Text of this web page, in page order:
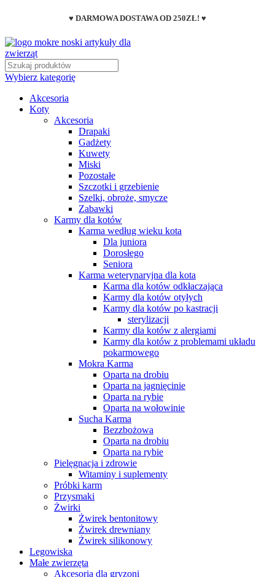
♥ DARMOWA DOSTAWA OD 250ZŁ! ♥
Wybierz kategorię
Akcesoria
Koty
Akcesoria
Drapaki
Gadżety
Kuwety
Miski
Pozostałe
Szczotki i grzebienie
Szelki, obroże, smycze
Zabawki
Karmy dla kotów
Karma według wieku kota
Dla juniora
Dorosłego
Seniora
Karma weterynaryjna dla kota
Karma dla kotów odkłaczająca
Karmy dla kotów otyłych
Karmy dla kotów po kastracji
sterylizacji
Karmy dla kotów z alergiami
Karmy dla kotów z problemami układu
pokarmowego
Mokra Karma
Oparta na drobiu
Oparta na jagnięcinie
Oparta na rybie
Oparta na wołowinie
Sucha Karma
Bezzbożowa
Oparta na drobiu
Oparta na rybie
Pielęgnacja i zdrowie
Witaminy i suplementy
Próbki karm
Przysmaki
Żwirki
Żwirek bentonitowy
Żwirek drewniany
Żwirek silikonowy
Legowiska
Małe zwierzęta
Akcesoria dla gryzoni